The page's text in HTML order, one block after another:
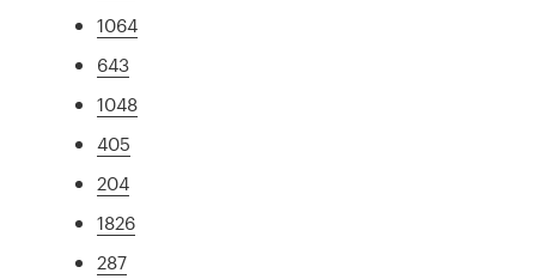
1064
643
1048
405
204
1826
287